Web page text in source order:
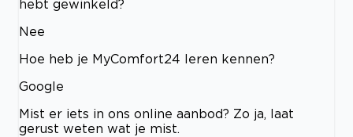
hebt gewinkeld?
Nee
Hoe heb je MyComfort24 leren kennen?
Google
Mist er iets in ons online aanbod? Zo ja, laat
gerust weten wat je mist.